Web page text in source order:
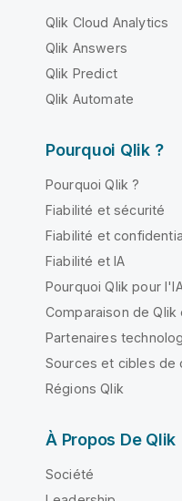
Qlik Cloud Analytics
Qlik Answers
Qlik Predict
Qlik Automate
Pourquoi Qlik ?
Pourquoi Qlik ?
Fiabilité et sécurité
Fiabilité et
Fiabilité et IA
Pourquoi Qlik pour
Comparaison de
Partenaires
Sources et cibles de
Régions Qlik
À Propos De Qlik
Société